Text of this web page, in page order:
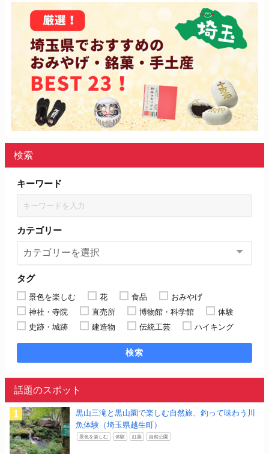
検索
キーワード
カテゴリー
タグ
景色を楽しむ 花 食品
おみやげ
神社・寺院
直売所 博物館・科学館
体験
史跡・城跡
建造物 伝統工芸 ハイキング
検索
話題のスポット
黒山三滝と黒山園で楽しむ自然旅、釣って味わう川
魚体験（埼玉県越生町）
景色を楽しむ 体験 紅葉 自然公園